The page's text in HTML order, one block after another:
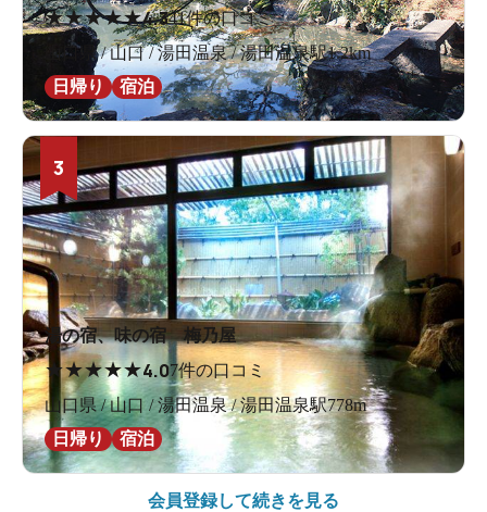
★★★★★4.341件の口コミ
山口県 / 山口 / 湯田温泉 / 湯田温泉駅1.2km
日帰り
宿泊
3
湯の宿、味の宿 梅乃屋
★★★★★4.07件の口コミ
山口県 / 山口 / 湯田温泉 / 湯田温泉駅778m
日帰り
宿泊
会員登録して続きを見る